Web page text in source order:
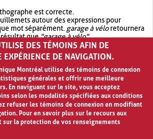
est correcte.
autour des expressions pour
mot séparément. garage à véloretournera
résultat que"garage à vélo".
votre recherche avec OR.garage OR vélo
plus de résultat quegarage à vélo
DES TÉMOINS AFIN DE
EXPÉRIENCE DE NAVIGATION.
Montréal utilise des témoins de connexion
générales et offrir une meilleure
En naviguant sur le site, vous acceptez
selon les modalités spécifiées aux conditions
refuser les témoins de connexion en modifiant
Pour en savoir plus sur le recours aux
sur la protection de vos renseignements